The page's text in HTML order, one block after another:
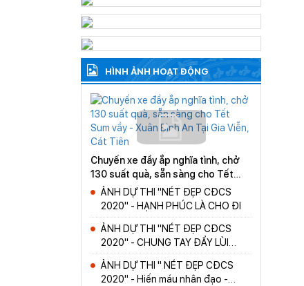
HÌNH ẢNH HOẠT ĐỘNG
Chuyến xe đầy ắp nghĩa tình, chở
130 suất quà, sẵn sàng cho Tết
Sum vầy - Xuân Bình An Tại Gia
Viễn, Cát Tiên
ẢNH DỰ THI "NÉT ĐẸP CĐCS
2020" - HẠNH PHÚC LÀ CHO ĐI
ẢNH DỰ THI "NÉT ĐẸP CĐCS
2020" - CHUNG TAY ĐẨY LÙI
COVID
ẢNH DỰ THI " NÉT ĐẸP CĐCS
2020" - Hiến máu nhân đạo -